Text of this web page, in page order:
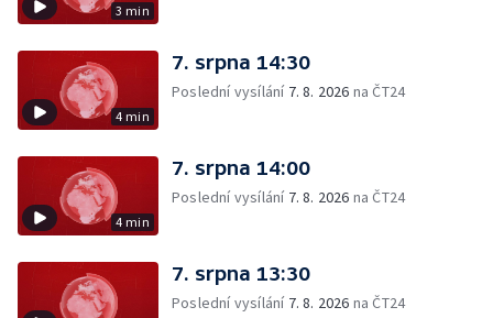
3 min
4 min
7. srpna 14:30
Poslední vysílání 7. 8. 2026 na ČT24
4 min
7. srpna 14:00
Poslední vysílání 7. 8. 2026 na ČT24
7. srpna 13:30
Poslední vysílání 7. 8. 2026 na ČT24